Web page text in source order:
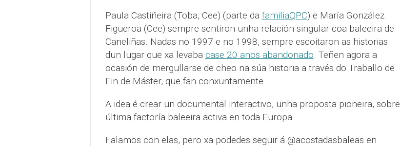
Paula Castiñeira (Toba, Cee) (parte da familiaQPC) e María González
Figueroa (Cee) sempre sentiron unha relación singular coa baleeira de
Caneliñas. Nadas no 1997 e no 1998, sempre escoitaron as historias
dun lugar que xa levaba case 20 anos abandonado. Teñen agora a
ocasión de mergullarse de cheo na súa historia a través do Traballo de
Fin de Máster, que fan conxuntamente.
A idea é crear un documental interactivo, unha proposta pioneira, sobre
última factoría baleeira activa en toda Europa.
Falamos con elas, pero xa podedes seguir á @acostadasbaleas en